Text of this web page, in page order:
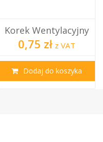
Korek Wentylacyjny
0,75 zł z VAT
Dodaj do koszyka